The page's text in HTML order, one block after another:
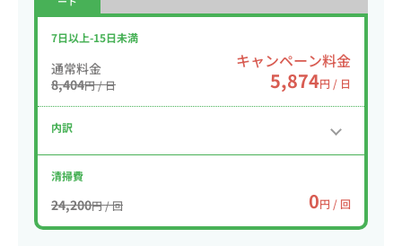
7日以上-15日未満
通常料金
8,404円 / 日
キャンペーン料金
5,874円 / 日
内訳
清掃費
24,200円 / 回 0円 / 回